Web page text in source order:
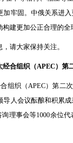
牢固。中俄关系进
建更加公正合理的全
请大家保持关注。
经合组织（APEC）
组织（APEC）第
人会议酝酿和积累
理事会等1000余位